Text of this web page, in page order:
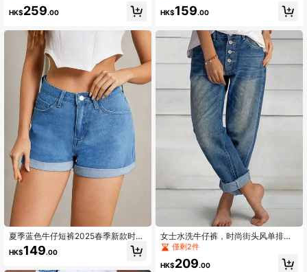
HK$259.00
夏季蓝色牛仔短裤2025春季新款时尚
卷边直筒裤街头女装高腰牛仔裤Y2K
服装
HK$149.00
HK$159.00
女士水洗牛仔裤，时尚街头风单排多
扣直筒牛仔裤，宽松休闲复古蓝色，
僅剩2件
HK$209.00